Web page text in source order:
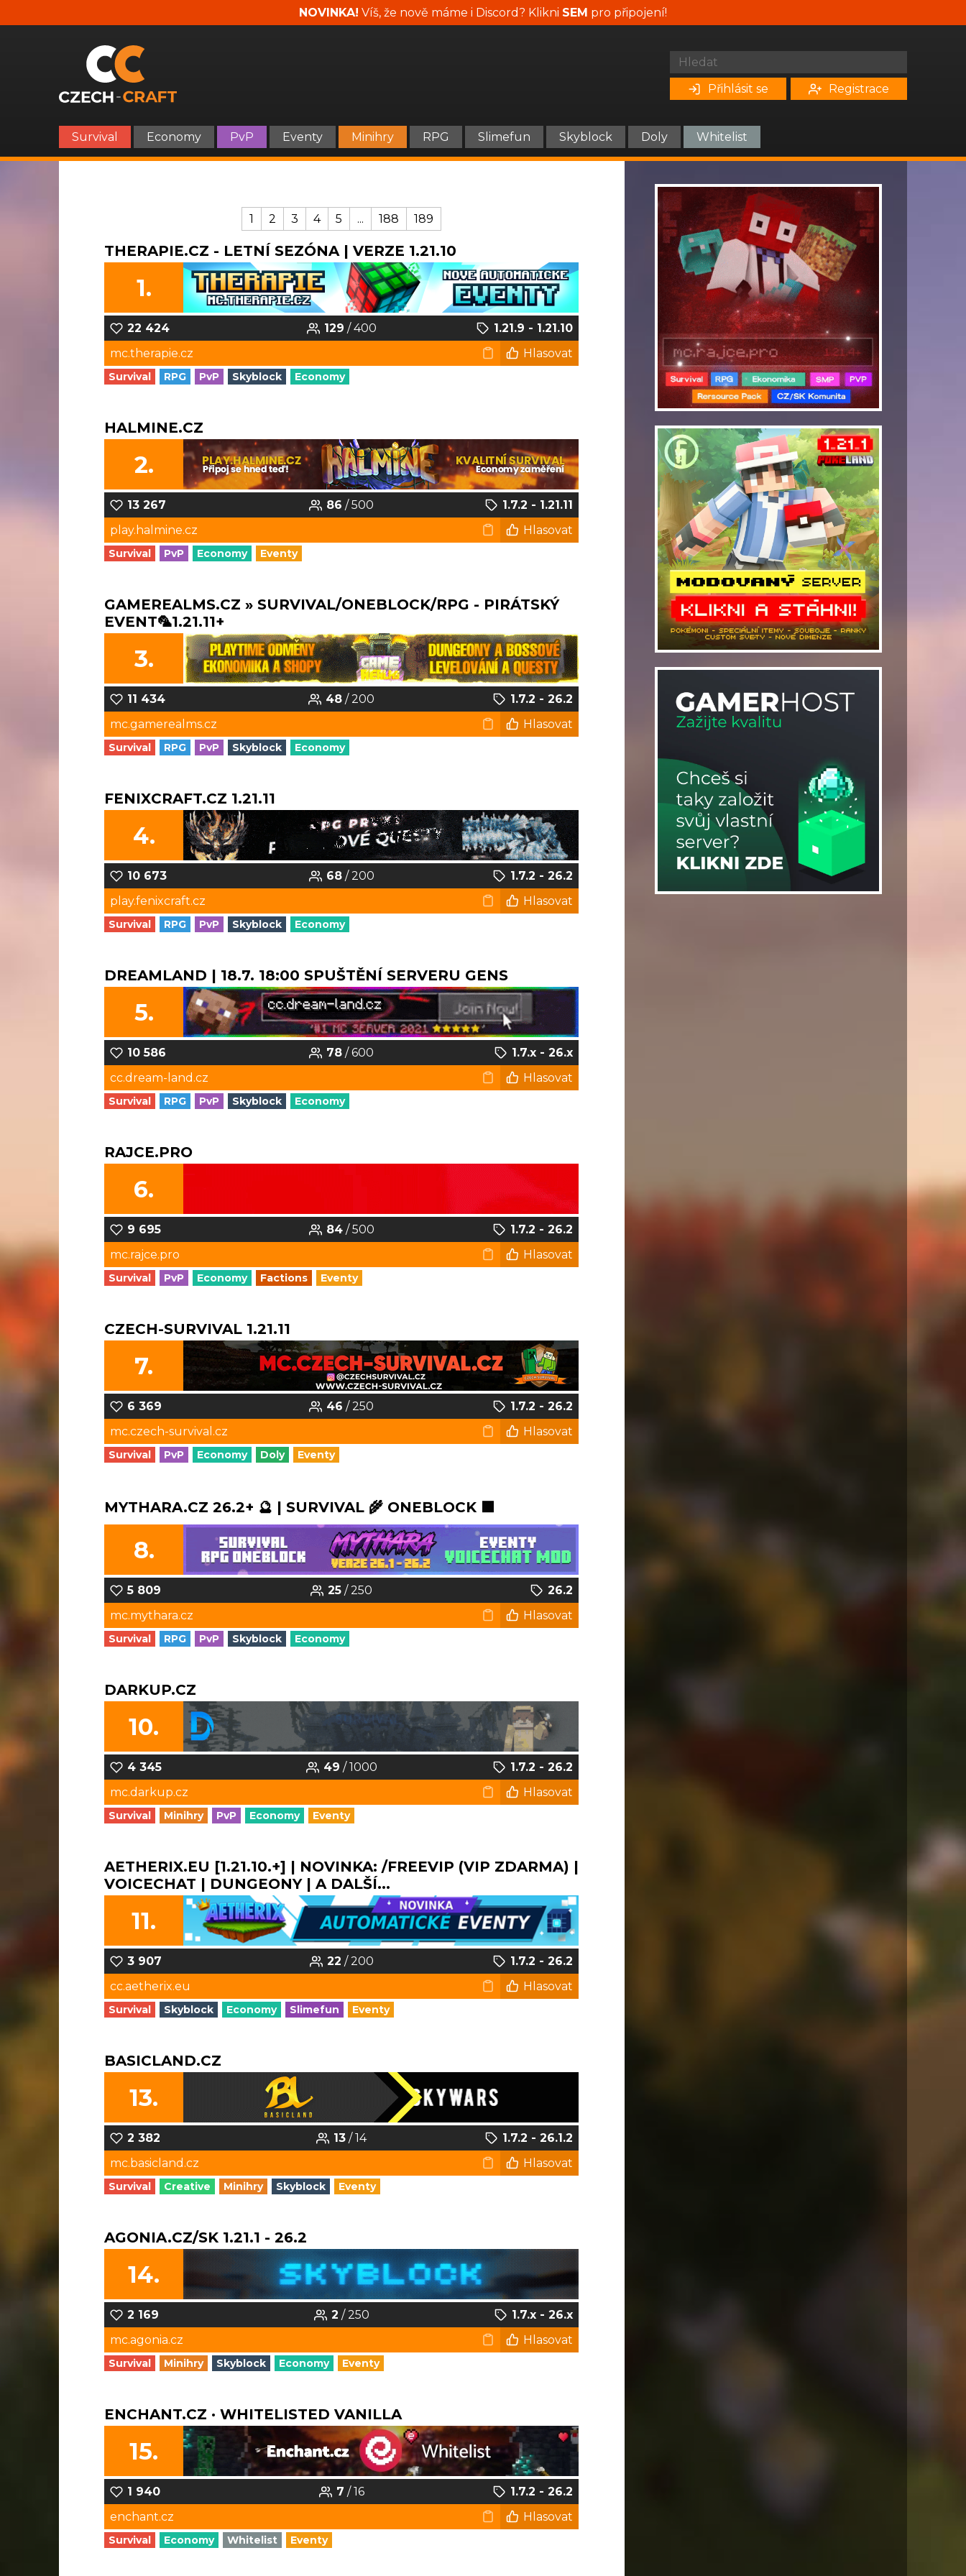
NOVINKA! Víš, že nově máme i Discord? Klikni SEM pro připojení!
Přihlásit se Registrace
Survival Economy PvP Eventy Minihry RPG Slimefun Skyblock Doly Whitelist
1 2 3 4 5 ... 188 189
THERAPIE.CZ - LETNÍ SEZÓNA | VERZE 1.21.10
1.
22 424 129 / 400
1.21.9 - 1.21.10
mc.therapie.cz
Hlasovat
Survival RPG PvP Skyblock Economy
HALMINE.CZ
2.
13 267 86 / 500
1.7.2 - 1.21.11
play.halmine.cz
Hlasovat
Survival PvP Economy Eventy
GAMEREALMS.CZ » SURVIVAL/ONEBLOCK/RPG - PIRÁTSKÝ
EVENT🦜1.21.11+
3.
11 434 48 / 200
1.7.2 - 26.2
mc.gamerealms.cz
Hlasovat
Survival RPG PvP Skyblock Economy
FENIXCRAFT.CZ 1.21.11
4.
10 673 68/ 200
1.7.2 - 26.2
play.fenixcraft.cz
Hlasovat
Survival RPG PvP Skyblock Economy
DREAMLAND | 18.7. 18:00 SPUŠTĚNÍ SERVERU GENS
5.
10 586 78 / 600
1.7.x - 26.x
cc.dream-land.cz
Hlasovat
Survival RPG PvP Skyblock Economy
RAJCE.PRO
6.
9 695 84/ 500
1.7.2 - 26.2
mc.rajce.pro
Hlasovat
Survival PvP Economy Factions Eventy
CZECH-SURVIVAL 1.21.11
7.
6 369 46 / 250
1.7.2 - 26.2
mc.czech-survival.cz
Hlasovat
Survival PvP Economy Doly Eventy
MYTHARA.CZ 26.2+ 🔮 | SURVIVAL 🌾 ONEBLOCK 🟩
8.
5 809 25 / 250
26.2
mc.mythara.cz
Hlasovat
Survival RPG PvP Skyblock Economy
DARKUP.CZ
10.
4 345 49 / 1000
1.7.2 - 26.2
mc.darkup.cz
Hlasovat
Survival Minihry PvP Economy Eventy
AETHERIX.EU [1.21.10.+] | NOVINKA: /FREEVIP (VIP ZDARMA) |
VOICECHAT | DUNGEONY | A DALŠÍ...
11.
3 907 22 / 200
1.7.2 - 26.2
cc.aetherix.eu
Hlasovat
Survival Skyblock Economy Slimefun Eventy
BASICLAND.CZ
13.
2 382 13 / 14
1.7.2 - 26.1.2
mc.basicland.cz
Hlasovat
Survival Creative Minihry Skyblock Eventy
AGONIA.CZ/SK 1.21.1 - 26.2
14.
2 169 2 / 250
1.7.x - 26.x
mc.agonia.cz
Hlasovat
Survival Minihry Skyblock Economy Eventy
ENCHANT.CZ · WHITELISTED VANILLA
15.
1 940 7 / 16
1.7.2 - 26.2
enchant.cz
Hlasovat
Survival Economy Whitelist Eventy